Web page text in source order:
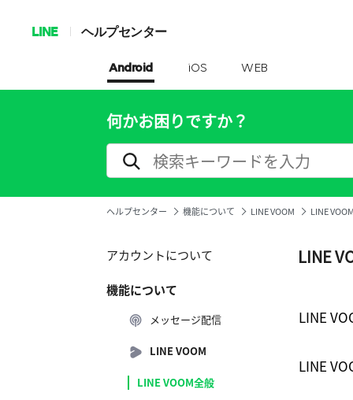
LINE ヘルプセンター
Android iOS WEB
何かお困りですか？
ヘルプセンター 機能について LINE VOOM LINE
アカウントについて
機能について
メッセージ配信
LINE VOOM
LINE VOOM全般
LINE
LINE
LINE